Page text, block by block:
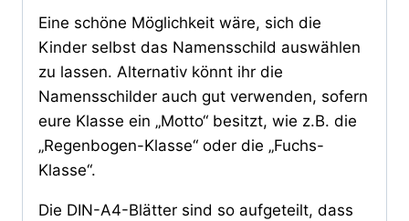
Eine schöne Möglichkeit wäre, sich die
Kinder selbst das Namensschild auswählen
zu lassen. Alternativ könnt ihr die
Namensschilder auch gut verwenden, sofern
eure Klasse ein „Motto“ besitzt, wie z.B. die
„Regenbogen-Klasse“ oder die „Fuchs-
Klasse“.
Die DIN-A4-Blätter sind so aufgeteilt, dass